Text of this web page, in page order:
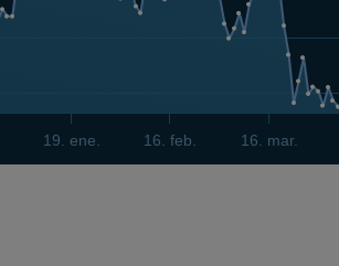
19. ene. 16. feb. 16. mar.